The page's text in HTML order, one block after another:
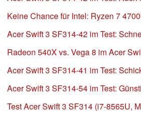
Keine Chance für Intel: Ryzen 7
Acer Swift 3 SF314-42 im Test:
Radeon 540X vs. Vega 8 im Acer
Acer Swift 3 SF314-41 im Test:
Acer Swift 3 SF314-54 im Test:
Test Acer Swift 3 SF314 (i7-8565U,